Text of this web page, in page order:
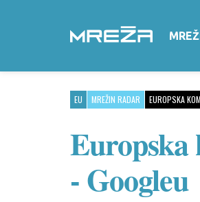
EU MREŽIN RADAR EUROPSKA
Europska
- Googleu